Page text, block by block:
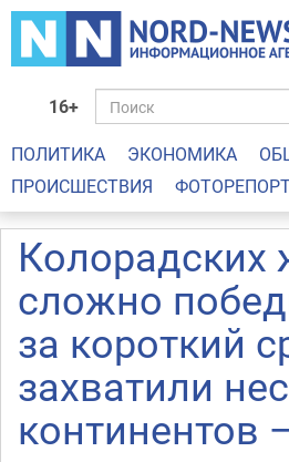
16+
ПОЛИТИКА ЭКОНОМИКА
ПРОИСШЕСТВИЯ
Колорадских
сложно
за короткий
захватили
континентов